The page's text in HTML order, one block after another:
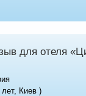
для отеля
лет, Киев )